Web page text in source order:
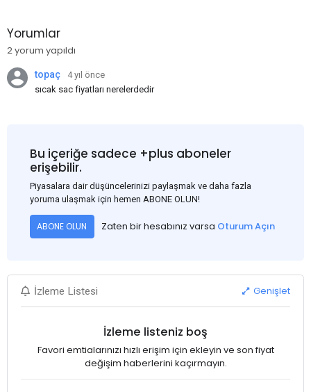
Yorumlar
2 yorum yapıldı
topaç
4 yıl önce
sıcak sac fiyatları nerelerdedir
Bu içeriğe sadece +plus aboneler
erişebilir.
Piyasalara dair düşüncelerinizi paylaşmak ve daha fazla
yoruma ulaşmak için hemen ABONE OLUN!
ABONE OLUN Zaten bir hesabınız varsa Oturum Açın
İzleme Listesi Genişlet
İzleme listeniz boş
Favori emtialarınızı hızlı erişim için ekleyin ve son fiyat
değişim haberlerini kaçırmayın.